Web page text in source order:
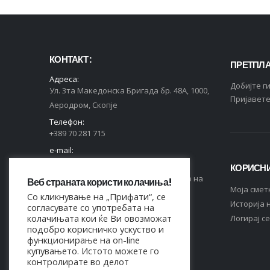
КОНТАКТ :
Адреса:
Ул. 3та Македонска Бригада бр. 48А, 1000,
Аеродром, Скопје
Телефон:
+389 70 281 715
e-mail:
contact@markas.mk
Регистриран во Централен Регистар на
РСМ, ЕДБ 4044021518150.
СЛЕДЕТЕ НЕ НА:
Добијте
Moja
Историја
Логирај се
Веб страната користи колачиња!
Со кликнување на „Прифати“, се
согласувате со употребата на
колачињата кои ќе Ви овозможат
подобро корисничко ускуство и
функционирање на on-line
купувањето. Истото можете го
контролирате во делот